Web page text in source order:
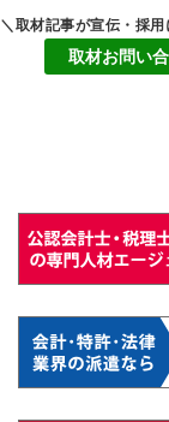
＼取材記事が宣伝・採
取材お問い